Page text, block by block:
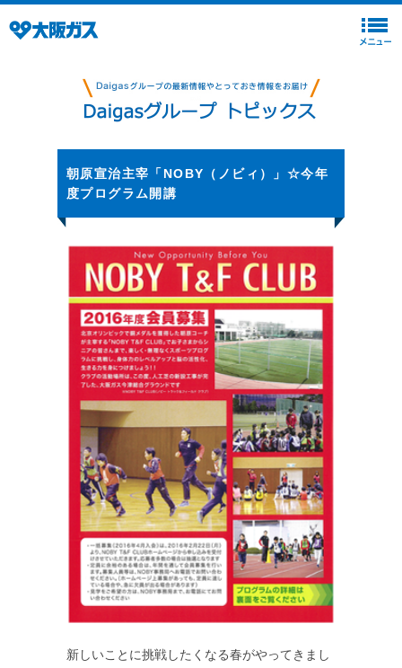
朝原宣治主宰「NOBY（ノビィ）」☆今年
度プログラム開講
新しいことに挑戦したくなる春がやってきまし